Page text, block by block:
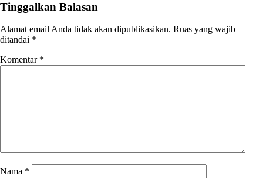
Tinggalkan Balasan
Alamat email Anda tidak akan dipublikasikan. Ruas yang wajib
ditandai *
Komentar *
Nama *